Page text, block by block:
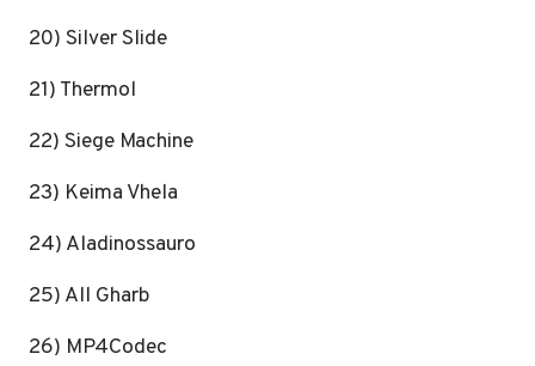
20) Silver Slide
21) Thermol
22) Siege Machine
23) Keima Vhela
24) Aladinossauro
25) All Gharb
26) MP4Codec